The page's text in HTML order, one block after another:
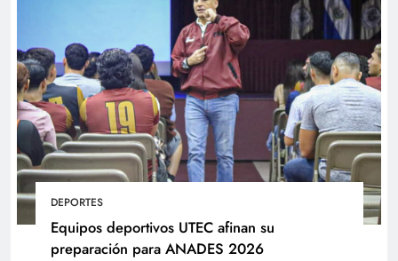
DEPORTES
Equipos deportivos UTEC afinan su
preparación para ANADES 2026